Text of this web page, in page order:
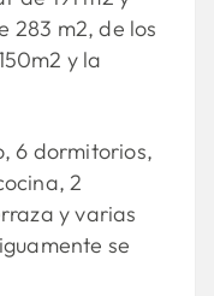
283 m2, de los
y la
6 dormitorios,
2
y varias
se